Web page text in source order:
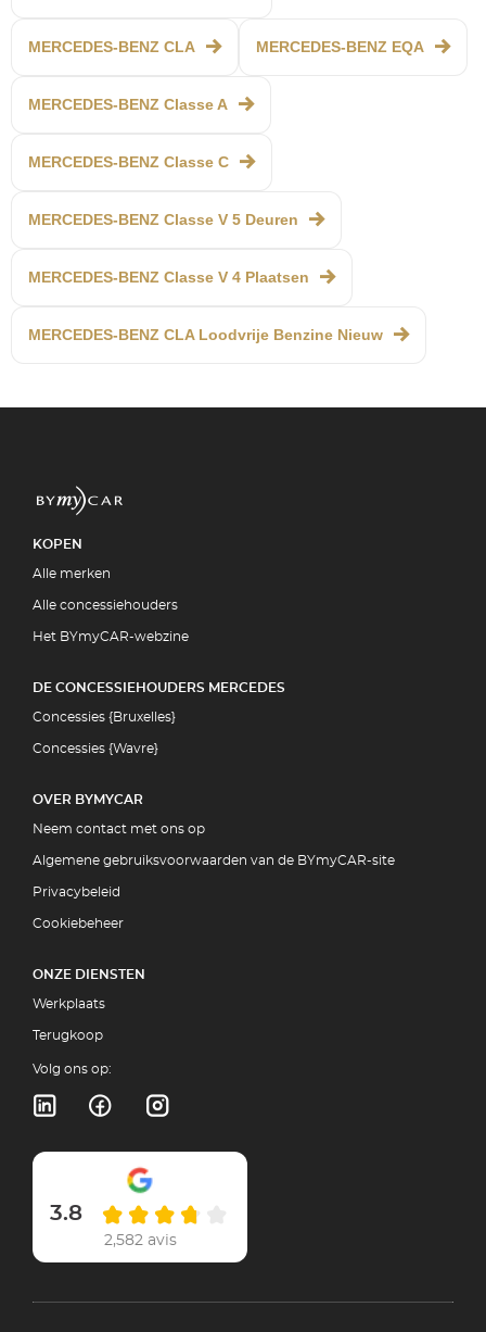
MERCEDES-BENZ CLA MERCEDES-BENZ EQA
MERCEDES-BENZ Classe A
MERCEDES-BENZ Classe C
MERCEDES-BENZ Classe V 5 Deuren
MERCEDES-BENZ Classe V 4 Plaatsen
MERCEDES-BENZ CLA Loodvrije Benzine Nieuw
KOPEN
Alle merken
Alle concessiehouders
Het BYmyCAR-webzine
DE CONCESSIEHOUDERS MERCEDES
Concessies {Bruxelles}
Concessies {Wavre}
OVER BYMYCAR
Neem contact met ons op
Algemene gebruiksvoorwaarden van de BYmyCAR-site
Privacybeleid
Cookiebeheer
ONZE DIENSTEN
Werkplaats
Terugkoop
Volg ons op:
3.8
2,582 avis